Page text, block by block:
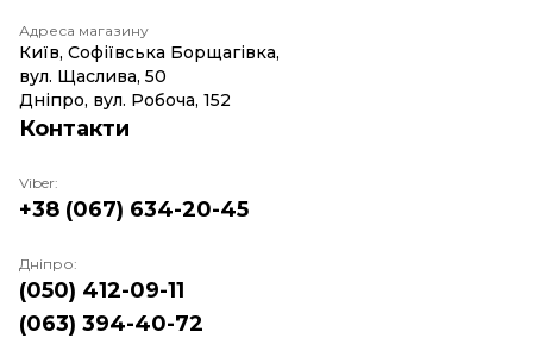
Адреса магазину
Київ, Софіївська Борщагівка,
вул. Щаслива, 50
Дніпро, вул. Робоча, 152
Контакти
Viber:
+38 (067) 634-20-45
Дніпро:
(050) 412-09-11
(063) 394-40-72